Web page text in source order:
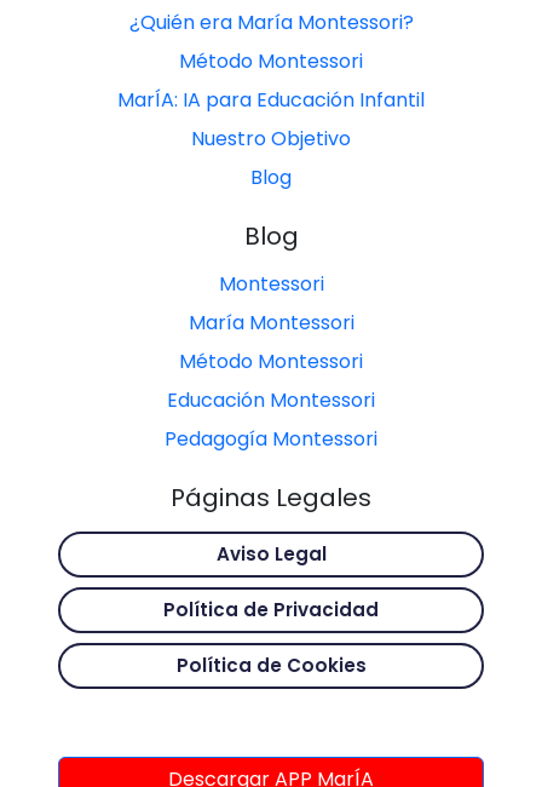
¿Quién era María Montessori?
Método Montessori
MarÍA: IA para Educación Infantil
Nuestro Objetivo
Blog
Blog
Montessori
María Montessori
Método Montessori
Educación Montessori
Pedagogía Montessori
Páginas Legales
Aviso Legal
Política de Privacidad
Política de Cookies
Descargar APP MarÍA